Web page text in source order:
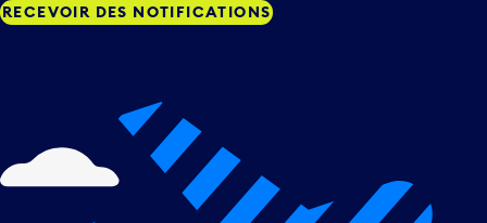
RECEVOIR DES NOTIFICATIONS